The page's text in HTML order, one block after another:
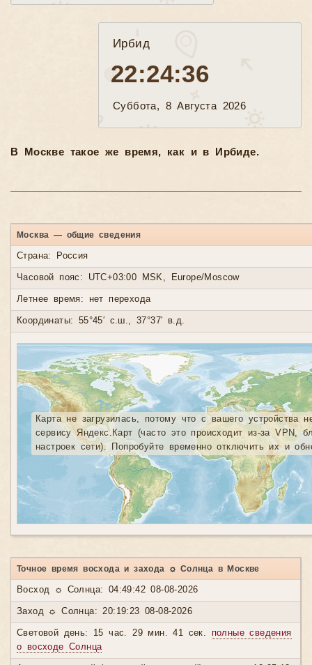
Ирбид
22:24:38
Суббота, 8 Августа 2026
В Москве такое же время, как и в Ирбиде.
Москва — общие сведения
Страна: Россия
Часовой пояс: UTC+03:00 MSK, Europe/Moscow
Летнее время: нет перехода
Координаты: 55°45′ с.ш., 37°37′ в.д.
Карта не загрузилась, потому что с вашего устройства
сервису Яндекс.Карт (часто это происходит из-за VPN,
настроек сети). Попробуйте временно отключить их и
Точное время восхода и захода ☼ Солнца в Москве
Восход ☼ Солнца: 04:49:42 08-08-2026
Заход ☼ Солнца: 20:19:23 08-08-2026
Световой день: 15 час. 29 мин. 41 сек. полные сведения
о восходе Солнца